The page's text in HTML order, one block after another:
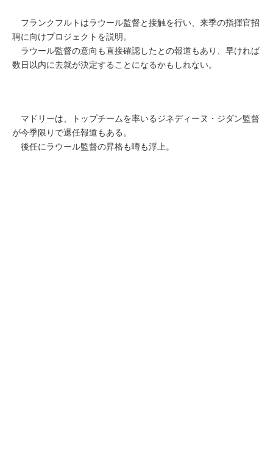
フランクフルトはラウール監督と接触を行い、来季の指揮官招
聘に向けプロジェクトを説明。
ラウール監督の意向も直接確認したとの報道もあり、早ければ
数日以内に去就が決定することになるかもしれない。
マドリーは、トップチームを率いるジネディーヌ・ジダン監督
が今季限りで退任報道もある。
後任にラウール監督の昇格も噂も浮上。